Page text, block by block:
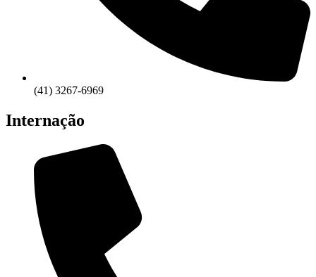
(41) 3267-6969
Internação